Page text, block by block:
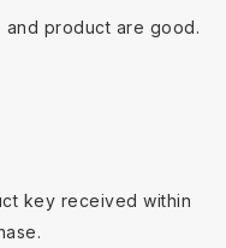
and product are good.
key received within